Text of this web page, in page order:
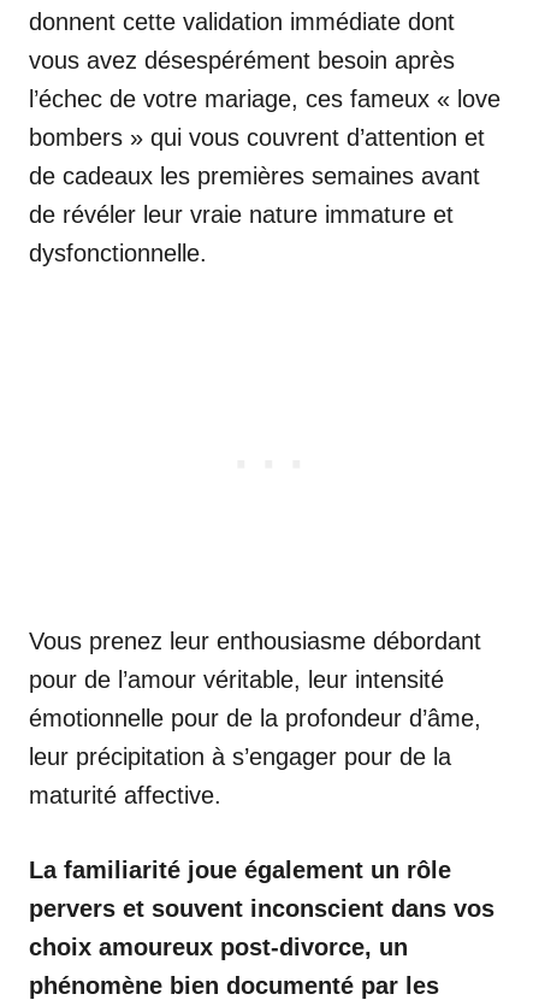
donnent cette validation immédiate dont
vous avez désespérément besoin après
l’échec de votre mariage, ces fameux « love
bombers » qui vous couvrent d’attention et
de cadeaux les premières semaines avant
de révéler leur vraie nature immature et
dysfonctionnelle.
Vous prenez leur enthousiasme débordant
pour de l’amour véritable, leur intensité
émotionnelle pour de la profondeur d’âme,
leur précipitation à s’engager pour de la
maturité affective.
La familiarité joue également un rôle
pervers et souvent inconscient dans vos
choix amoureux post-divorce, un
phénomène bien documenté par les